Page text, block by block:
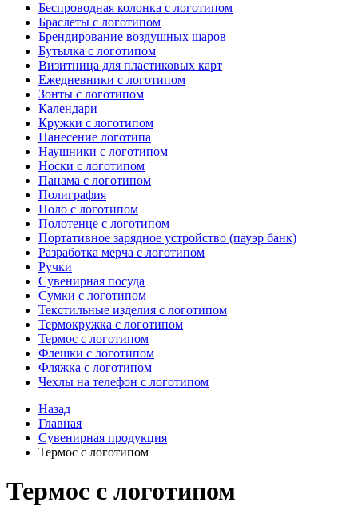
Беспроводная колонка с логотипом
Браслеты с логотипом
Брендирование воздушных шаров
Бутылка с логотипом
Визитница для пластиковых карт
Ежедневники с логотипом
Зонты с логотипом
Календари
Кружки с логотипом
Нанесение логотипа
Наушники с логотипом
Носки с логотипом
Панама с логотипом
Полиграфия
Поло с логотипом
Полотенце с логотипом
Портативное зарядное устройство (пауэр банк)
Разработка мерча с логотипом
Ручки
Сувенирная посуда
Сумки с логотипом
Текстильные изделия с логотипом
Термокружка с логотипом
Термос с логотипом
Флешки с логотипом
Фляжка с логотипом
Чехлы на телефон с логотипом
Назад
Главная
Сувенирная продукция
Термос с логотипом
Термос с логотипом